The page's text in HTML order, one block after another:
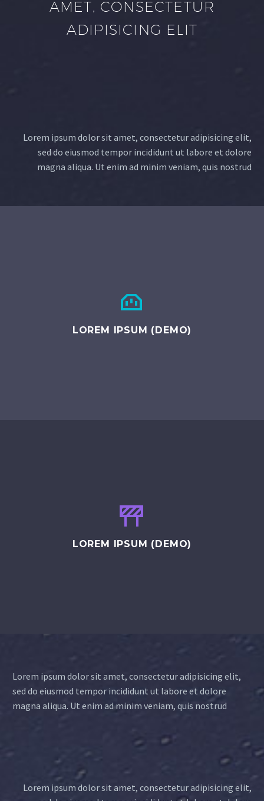
AMET, CONSECTETUR
ADIPISICING ELIT
Lorem ipsum dolor sit amet, consectetur adipisicing elit,
sed do eiusmod tempor incididunt ut labore et dolore
magna aliqua. Ut enim ad minim veniam, quis nostrud


LOREM IPSUM (DEMO)


LOREM IPSUM (DEMO)
Lorem ipsum dolor sit amet, consectetur adipisicing elit,
sed do eiusmod tempor incididunt ut labore et dolore
magna aliqua. Ut enim ad minim veniam, quis nostrud
Lorem ipsum dolor sit amet, consectetur adipisicing elit,